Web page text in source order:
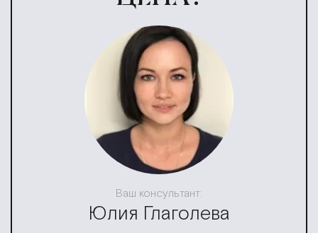
Ваш консультант:
Юлия Глаголева